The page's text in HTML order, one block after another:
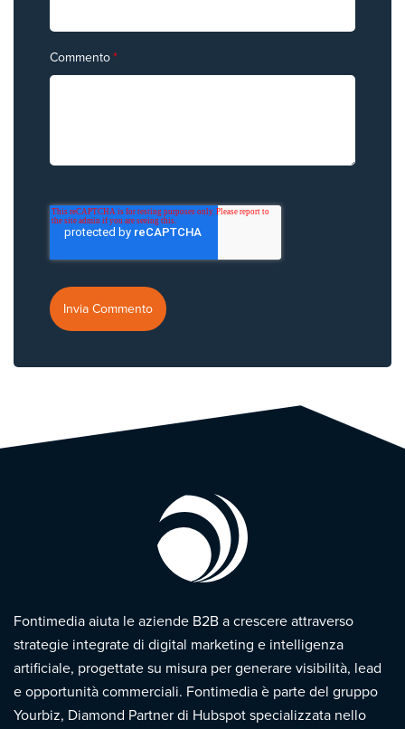
Commento*
Fontimedia aiuta le aziende B2B a crescere attraverso
strategie integrate di digital marketing e intelligenza
artificiale, progettate su misura per generare visibilità, lead
e opportunità commerciali. Fontimedia è parte del gruppo
Yourbiz, Diamond Partner di Hubspot specializzata nello